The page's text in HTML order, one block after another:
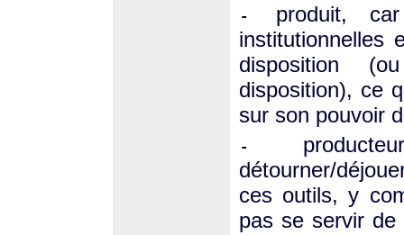
- produit,
institutionnelles
disposition
disposition), ce
sur son pouvoir
-
détourner/
ces outils, y
pas se servir de